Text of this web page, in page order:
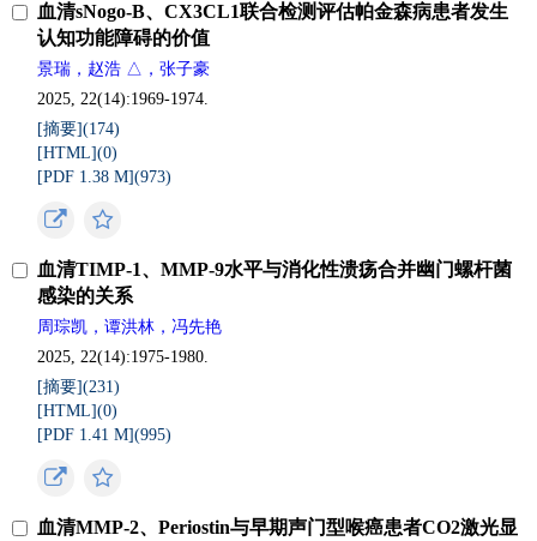
血清sNogo-B、CX3CL1联合检测评估帕金森病患者发生
认知功能障碍的价值
景瑞，赵浩 △，张子豪
2025, 22(14):1969-1974.
[摘要](174)
[HTML](0)
[PDF 1.38 M](973)
血清TIMP-1、MMP-9水平与消化性溃疡合并幽门螺杆菌
感染的关系
周琮凯，谭洪林，冯先艳
2025, 22(14):1975-1980.
[摘要](231)
[HTML](0)
[PDF 1.41 M](995)
血清MMP-2、Periostin与早期声门型喉癌患者CO2激光显